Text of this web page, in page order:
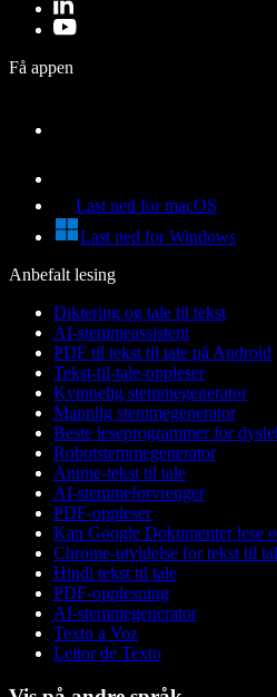
Få appen
Last ned for macOS
Last ned for Windows
Anbefalt lesing
Diktering og tale til tekst
AI-stemmeassistent
PDF til tekst til tale på Android
Tekst-til-tale-oppleser
Kvinnelig stemmegenerator
Mannlig stemmegenerator
Beste leseprogrammer for
Robotstemmegenerator
Anime-tekst til tale
AI-stemmeforvrenger
PDF-oppleser
Kan Google Dokumenter lese
Chrome-utvidelse for tekst til
Hindi tekst til tale
PDF-opplesning
AI-stemmegenerator
Texto a Voz
Leitor de Texto